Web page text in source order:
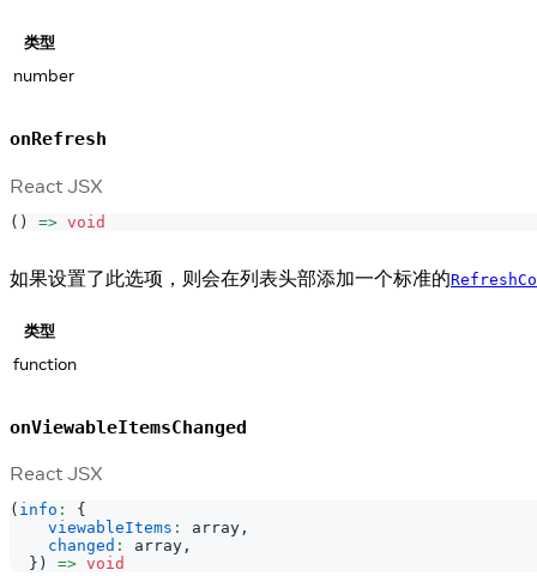
类型
number
onRefresh
React JSX
( ) => void
如果设置了此选项，则会在列表头部添加一个标准的
类型
function
onViewableItemsChanged
React JSX
( info :
{
viewableItems : array ,
changed : array ,
} ) => void